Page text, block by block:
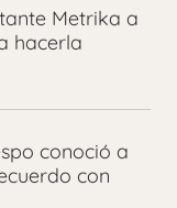
Metrika a
hacerla
conoció a
con